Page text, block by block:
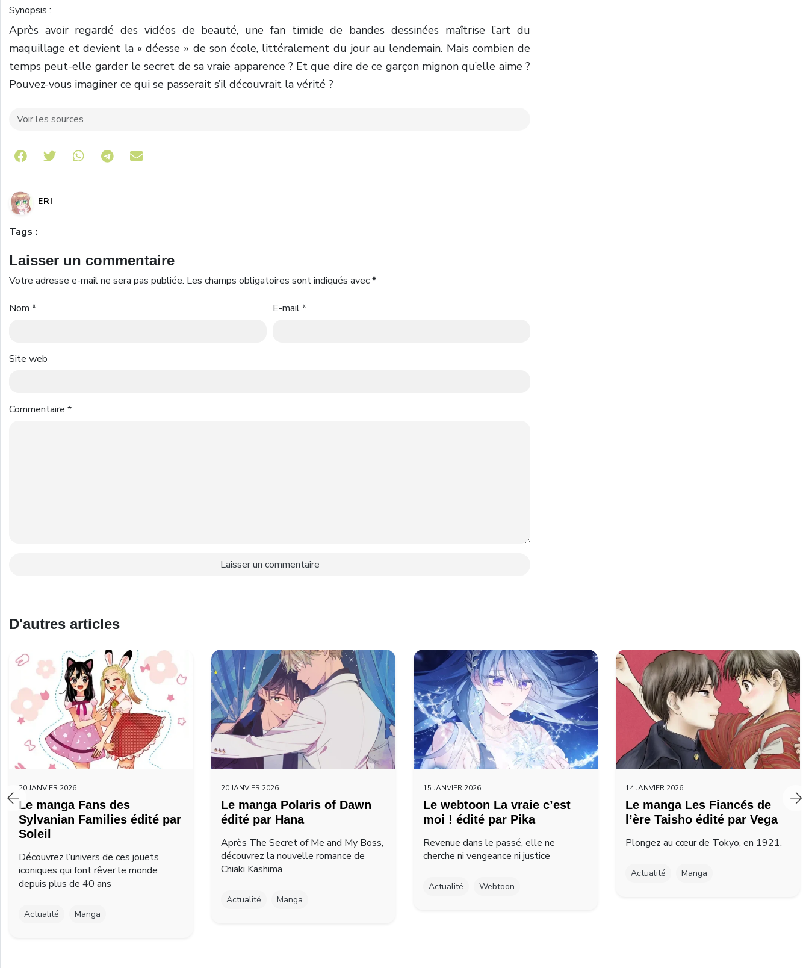
Synopsis :
Après avoir regardé des vidéos de beauté, une fan timide de bandes dessinées maîtrise l’art du
maquillage et devient la « déesse » de son école, littéralement du jour au lendemain. Mais combien de
temps peut-elle garder le secret de sa vraie apparence ? Et que dire de ce garçon mignon qu’elle aime ?
Pouvez-vous imaginer ce qui se passerait s’il découvrait la vérité ?
Voir les sources
Share on Telegram
ERI
Tags :
Laisser un commentaire
Votre adresse e-mail ne sera pas publiée. Les champs obligatoires sont indiqués avec*
Nom * E-mail*
Site web
Commentaire *
D'autres articles
20 JANVIER 2026
Le manga Fans des
Sylvanian Families édité par
Soleil
Découvrez l’univers de ces jouets
iconiques qui font rêver le monde
depuis plus de 40 ans
Actualité Manga
20 JANVIER 2026
Le manga Polaris of Dawn
édité par Hana
Après The Secret of Me and My Boss,
découvrez la nouvelle romance de
Chiaki Kashima
Actualité Manga
15 JANVIER 2026
Le webtoon La vraie c’est
moi ! édité par Pika
Revenue dans le passé, elle ne
cherche ni vengeance ni justice
Actualité Webtoon
14 JANVIER 2026
Le manga Les Fiancés de
l’ère Taisho édité par Vega
Plongez au cœur de Tokyo, en 1921.
Actualité Manga